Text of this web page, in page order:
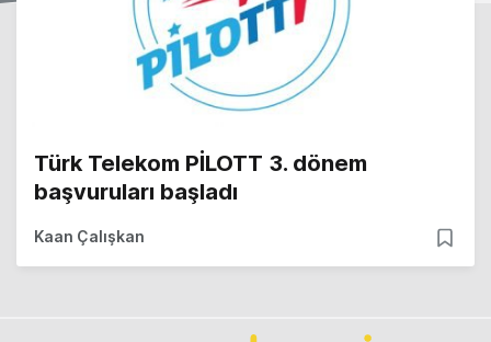
Türk Telekom PİLOTT 3. dönem
başvuruları başladı
Kaan Çalışkan